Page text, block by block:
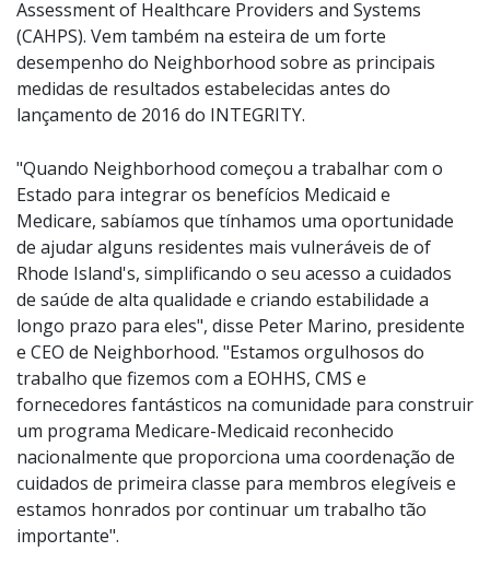
Assessment of Healthcare Providers and Systems
(CAHPS). Vem também na esteira de um forte
desempenho do Neighborhood sobre as principais
medidas de resultados estabelecidas antes do
lançamento de 2016 do INTEGRITY.
"Quando Neighborhood começou a trabalhar com o
Estado para integrar os benefícios Medicaid e
Medicare, sabíamos que tínhamos uma oportunidade
de ajudar alguns residentes mais vulneráveis de of
Rhode Island's, simplificando o seu acesso a cuidados
de saúde de alta qualidade e criando estabilidade a
longo prazo para eles", disse Peter Marino, presidente
e CEO de Neighborhood. "Estamos orgulhosos do
trabalho que fizemos com a EOHHS, CMS e
fornecedores fantásticos na comunidade para construir
um programa Medicare-Medicaid reconhecido
nacionalmente que proporciona uma coordenação de
cuidados de primeira classe para membros elegíveis e
estamos honrados por continuar um trabalho tão
importante".